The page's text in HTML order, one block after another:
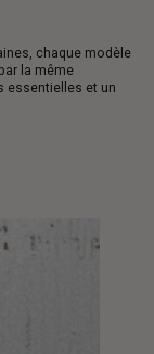
chaque modèle
la même
essentielles et un